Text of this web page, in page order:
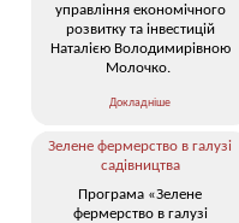
управління економічного
розвитку та інвестицій
Наталією Володимирівною
Молочко.
Докладніше
Зелене фермерство в галузі
садівництва
Програма «Зелене
фермерство в галузі